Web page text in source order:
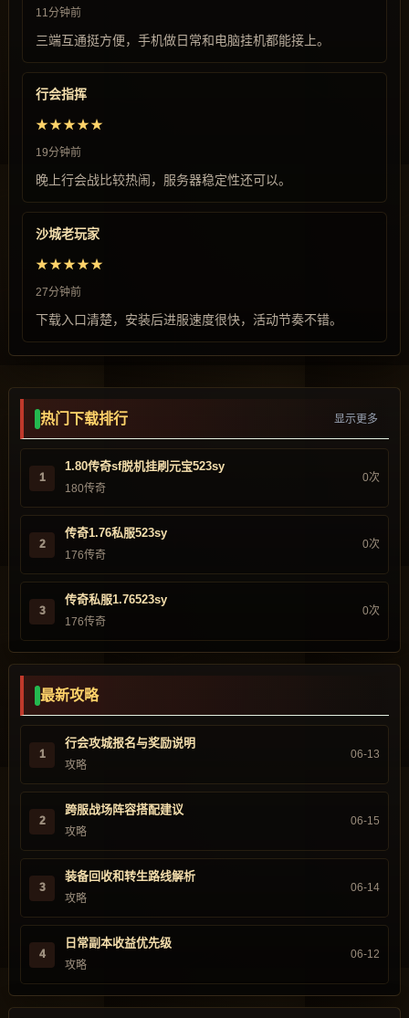
11分钟前
三端互通挺方便，手机做日常和电脑挂机都能接上。
行会指挥
★★★★★
19分钟前
晚上行会战比较热闹，服务器稳定性还可以。
沙城老玩家
★★★★★
27分钟前
下载入口清楚，安装后进服速度很快，活动节奏不错。
热门下载排行 显示更多
1
1.80传奇sf脱机挂刷元宝523sy
180传奇
0次
2
传奇1.76私服523sy
176传奇
0次
3
传奇私服1.76523sy
176传奇
0次
最新攻略
1
行会攻城报名与奖励说明
攻略
06-13
2
跨服战场阵容搭配建议
攻略
06-15
3
装备回收和转生路线解析
攻略
06-14
4
日常副本收益优先级
攻略
06-12